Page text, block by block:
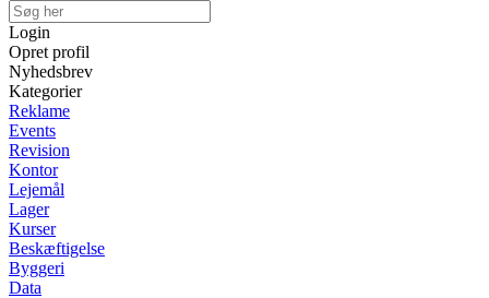
Login
Opret profil
Nyhedsbrev
Kategorier
Reklame
Events
Revision
Kontor
Lejemål
Lager
Kurser
Beskæftigelse
Byggeri
Data